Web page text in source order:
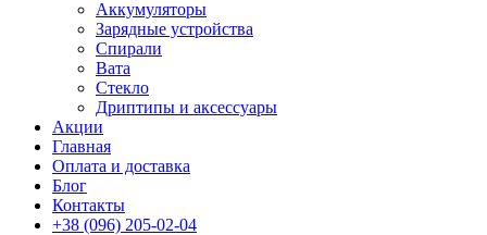
Аккумуляторы
Зарядные устройства
Спирали
Вата
Стекло
Дриптипы и аксессуары
Акции
Главная
Оплата и доставка
Блог
Контакты
+38 (096) 205-02-04